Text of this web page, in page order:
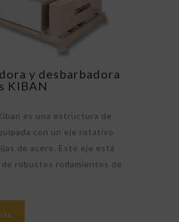
y desbarbadora
KIBAN
es una estructura de
con un eje rotativo
de acero. Este eje está
de robustos rodamientos de